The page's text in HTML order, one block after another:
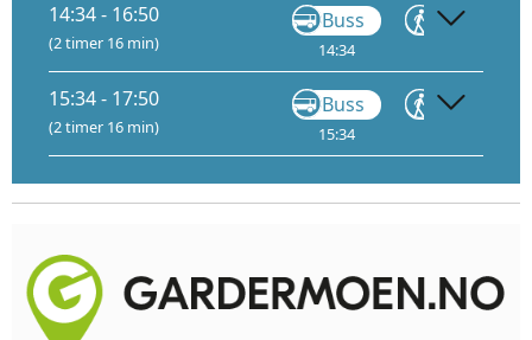
14:34 - 16:50
(2 timer 16 min)
Buss
14:34
Gå
15:34 - 17:50
(2 timer 16 min)
Buss
15:34
Gå